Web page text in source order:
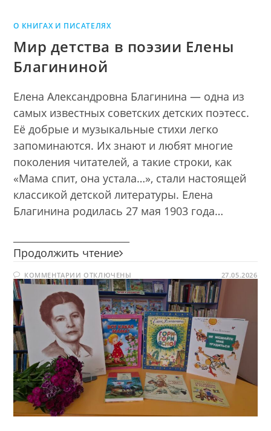
О КНИГАХ И ПИСАТЕЛЯХ
Мир детства в поэзии Елены
Благининой
Елена Александровна Благинина — одна из
самых известных советских детских поэтесс.
Её добрые и музыкальные стихи легко
запоминаются. Их знают и любят многие
поколения читателей, а такие строки, как
«Мама спит, она устала…», стали настоящей
классикой детской литературы. Елена
Благинина родилась 27 мая 1903 года…
Продолжить чтение Мир
в
поэзии
Елены
Благининой
КОММЕНТАРИИ К
ЗАПИСИ
МИР
ДЕТСТВА
В
ПОЭЗИИ
ЕЛЕНЫ
БЛАГИНИНОЙ
ОТКЛЮЧЕНЫ 27.05.2026